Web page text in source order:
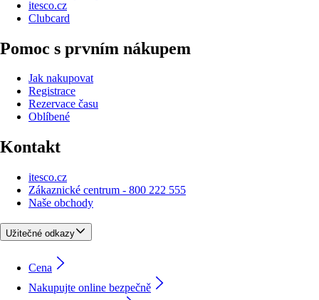
itesco.cz
Clubcard
Pomoc s prvním nákupem
Jak nakupovat
Registrace
Rezervace času
Oblíbené
Kontakt
itesco.cz
Zákaznické centrum - 800 222 555
Naše obchody
Užitečné odkazy
Cena
Nakupujte online bezpečně